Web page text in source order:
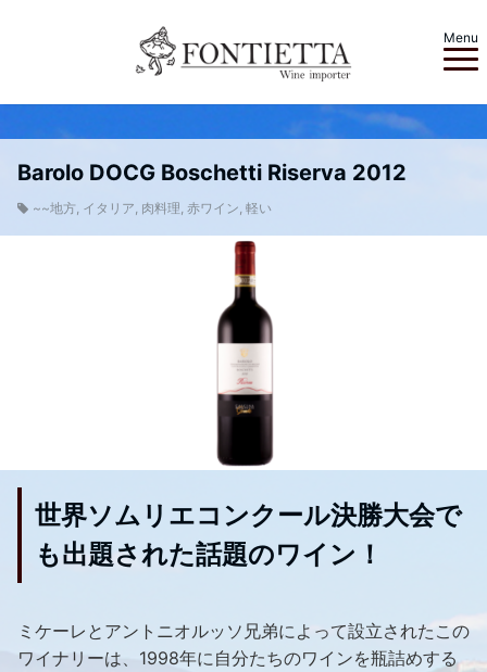
Menu
Barolo DOCG Boschetti Riserva 2012
~~地方, イタリア, 肉料理, 赤ワイン, 軽い
世界ソムリエコンクール決勝大会で
も出題された話題のワイン！
ミケーレとアントニオルッソ兄弟によって設立されたこの
ワイナリーは、1998年に自分たちのワインを瓶詰めする